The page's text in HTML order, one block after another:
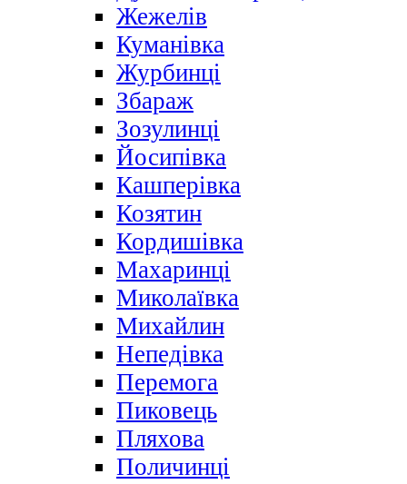
Жежелів
Куманівка
Журбинці
Збараж
Зозулинці
Йосипівка
Кашперівка
Козятин
Кордишівка
Махаринці
Миколаївка
Михайлин
Непедівка
Перемога
Пиковець
Пляхова
Поличинці